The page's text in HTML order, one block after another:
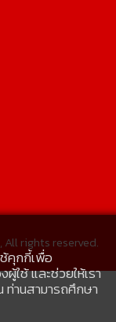
All rights reserved.
คุกกี้เพื่อ
ใช้ และช่วยให้เรา
านสามารถศึกษา